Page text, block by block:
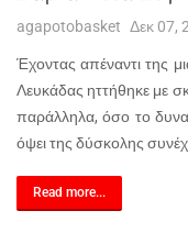
agapotobasket Δεκ 07,
Έχοντας απέναντι της
Λευκάδας ηττήθηκε με
παράλληλα, όσο το
όψει της δύσκολης
Read more...